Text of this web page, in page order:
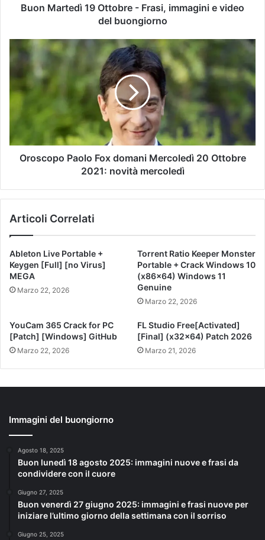
Buon Martedì 19 Ottobre - Frasi, immagini e video
del buongiorno
Oroscopo Paolo Fox domani Mercoledì 20 Ottobre
2021: novità mercoledì
Articoli Correlati
Ableton Live Portable +
Keygen [Full] [no Virus]
MEGA
Marzo 22, 2026
Torrent Ratio Keeper Monster
Portable + Crack Windows 10
(x86x64) Windows 11
Genuine
Marzo 22, 2026
YouCam 365 Crack for PC
[Patch] [Windows] GitHub
Marzo 22, 2026
FL Studio Free[Activated]
[Final] (x32x64) Patch 2026
Marzo 21, 2026
Immagini del buongiorno
Agosto 18, 2025
Buon lunedì 18 agosto 2025: immagini nuove e frasi da
condividere con il cuore
Giugno 27, 2025
Buon venerdì 27 giugno 2025: immagini e frasi nuove per
iniziare l’ultimo giorno della settimana con il sorriso
Giugno 25, 2025